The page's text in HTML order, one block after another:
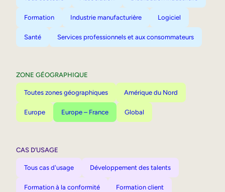
Formation Industrie manufacturière Logiciel
Santé Services professionnels et aux consommateurs
ZONE GÉOGRAPHIQUE
Toutes zones géographiques Amérique du Nord
Europe Europe – France Global
CAS D’USAGE
Tous cas d'usage Développement des talents
Formation à la conformité Formation client